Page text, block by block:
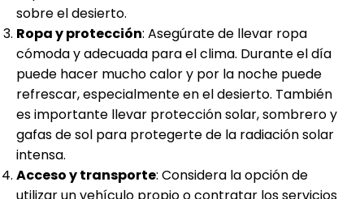
sobre el desierto.
Ropa y protección: Asegúrate de llevar ropa
cómoda y adecuada para el clima. Durante el día
puede hacer mucho calor y por la noche puede
refrescar, especialmente en el desierto. También
es importante llevar protección solar, sombrero y
gafas de sol para protegerte de la radiación solar
intensa.
Acceso y transporte: Considera la opción de
utilizar un vehículo propio o contratar los servicios